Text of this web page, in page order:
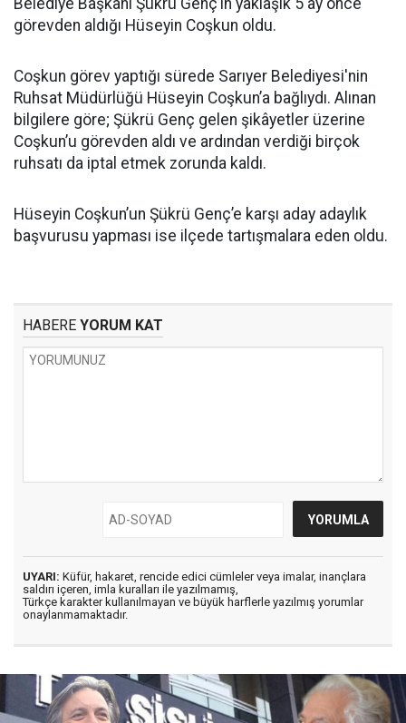
Belediye Başkanı Şükrü Genç’in yaklaşık 5 ay önce
görevden aldığı Hüseyin Coşkun oldu.
Coşkun görev yaptığı sürede Sarıyer Belediyesi'nin
Ruhsat Müdürlüğü Hüseyin Coşkun’a bağlıydı. Alınan
bilgilere göre; Şükrü Genç gelen şikâyetler üzerine
Coşkun’u görevden aldı ve ardından verdiği birçok
ruhsatı da iptal etmek zorunda kaldı.
Hüseyin Coşkun’un Şükrü Genç’e karşı aday adaylık
başvurusu yapması ise ilçede tartışmalara eden oldu.
HABERE YORUM KAT
UYARI: Küfür, hakaret, rencide edici cümleler veya imalar, inançlara
saldırı içeren, imla kuralları ile yazılmamış,
Türkçe karakter kullanılmayan ve büyük harflerle yazılmış yorumlar
onaylanmamaktadır.